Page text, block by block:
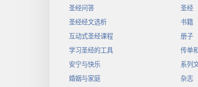
圣经问答
圣经经文选析
互动式圣经课程
学习圣经的工具
安宁与快乐
婚姻与家庭
圣经
书籍
册子
传单
系列
杂志